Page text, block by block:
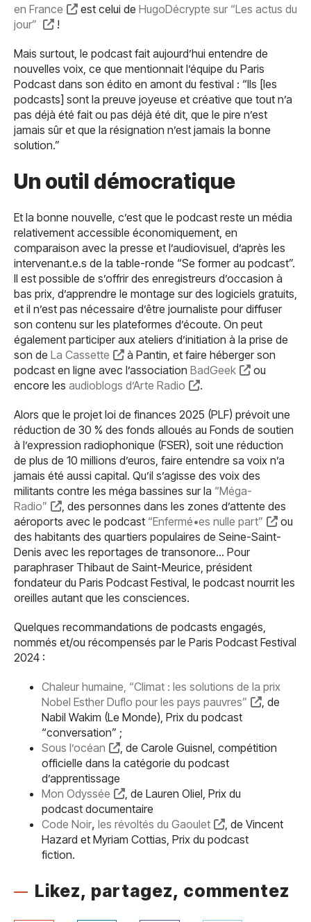
en France
est celui de HugoDécrypte sur “Les actus du
jour”
!
Mais surtout, le podcast fait aujourd’hui entendre de
nouvelles voix, ce que mentionnait l’équipe du Paris
Podcast dans son édito en amont du festival : “Ils [les
podcasts] sont la preuve joyeuse et créative que tout n’a
pas déjà été fait ou pas déjà été dit, que le pire n’est
jamais sûr et que la résignation n’est jamais la bonne
solution.”
Un outil démocratique
Et la bonne nouvelle, c’est que le podcast reste un média
relativement accessible économiquement, en
comparaison avec la presse et l’audiovisuel, d’après les
intervenant.e.s de la table-ronde “Se former au podcast”.
Il est possible de s’offrir des enregistreurs d’occasion à
bas prix, d’apprendre le montage sur des logiciels gratuits,
et il n’est pas nécessaire d’être journaliste pour diffuser
son contenu sur les plateformes d’écoute. On peut
également participer aux ateliers d’initiation à la prise de
son de La Cassette
à Pantin, et faire héberger son
podcast en ligne avec l’association BadGeek
ou
encore les audioblogs d’Arte Radio .
Alors que le projet loi de finances 2025 (PLF) prévoit une
réduction de 30 % des fonds alloués au Fonds de soutien
à l’expression radiophonique (FSER), soit une réduction
de plus de 10 millions d’euros, faire entendre sa voix n’a
jamais été aussi capital. Qu’il s’agisse des voix des
militants contre les méga bassines sur la “Méga-
Radio”
, des personnes dans les zones d’attente des
aéroports avec le podcast “Enfermé•es nulle part”
ou
des habitants des quartiers populaires de Seine-Saint-
Denis avec les reportages de transonore… Pour
paraphraser Thibaut de Saint-Meurice, président
fondateur du Paris Podcast Festival, le podcast nourrit les
oreilles autant que les consciences.
Quelques recommandations de podcasts engagés,
nommés et/ou récompensés par le Paris Podcast Festival
2024 :
Chaleur humaine, “Climat : les solutions de la prix
Nobel Esther Duflo pour les pays pauvres”
, de
Nabil Wakim (Le Monde), Prix du podcast
“conversation” ;
Sous l’océan
, de Carole Guisnel, compétition
officielle dans la catégorie du podcast
d’apprentissage
Mon Odyssée
, de Lauren Oliel, Prix du
podcast documentaire
Code Noir, les révoltés du Gaoulet
, de Vincent
Hazard et Myriam Cottias, Prix du podcast
fiction.
Likez, partagez, commentez